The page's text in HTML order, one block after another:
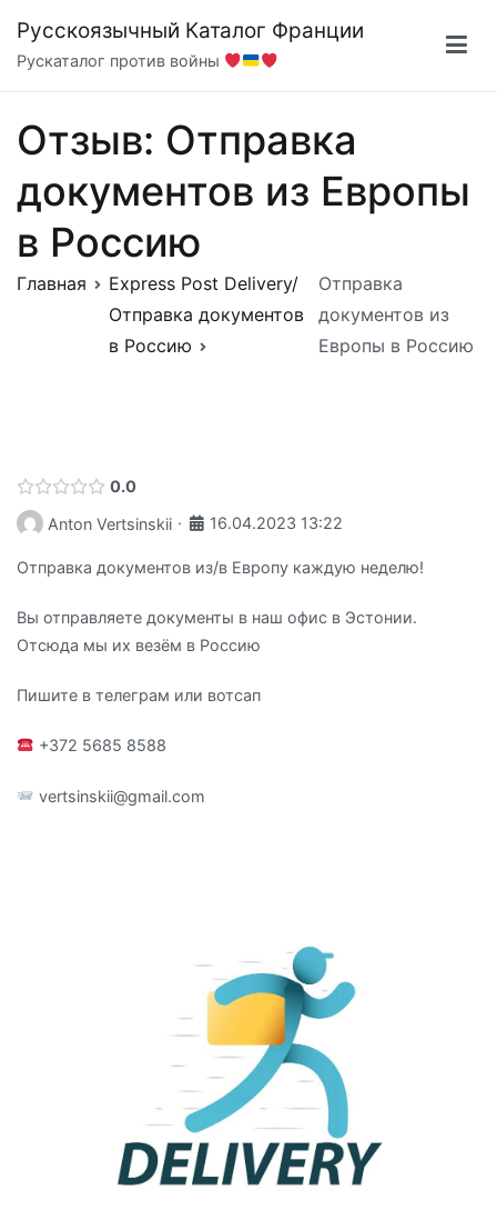
содержимому
Русскоязычный Каталог Франции
Рускаталог против войны
Отзыв: Отправка
документов из Европы
в Россию
Главная
Express Post Delivery/
Отправка документов
в Россию
Отправка
документов из
Европы в Россию
0.0
Anton Vertsinskii · 16.04.2023 13:22
Отправка документов из/в Европу каждую неделю!
Вы отправляете документы в наш офис в Эстонии.
Отсюда мы их везём в Россию
Пишите в телеграм или вотсап
+372 5685 8588
vertsinskii@gmail.com